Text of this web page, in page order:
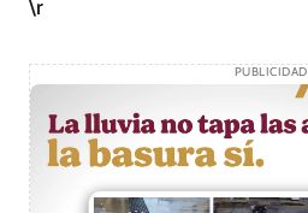
\r
PUBLICIDAD